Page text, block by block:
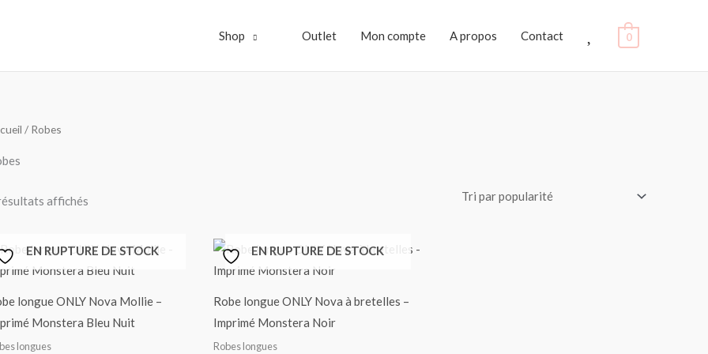
Shop Outlet Mon compte A propos Contact Favoris0
/ Robes
affichés
EN RUPTURE DE STOCK
longue ONLY Nova Mollie –
Monstera Bleu Nuit
longues
EN RUPTURE DE STOCK
Robe longue ONLY Nova à bretelles –
Imprimé Monstera Noir
Robes longues